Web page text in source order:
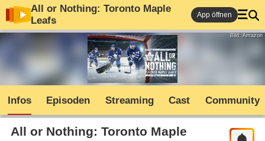
All or Nothing: Toronto Maple
Leafs
App öffnen
Bild: Amazon
Infos Episoden Streaming Cast Community
All or Nothing: Toronto Maple